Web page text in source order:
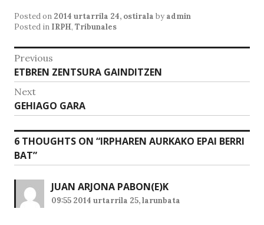
at
s
A
p
p
c
e
b
o
o
k
ai
l
Posted on 2014 urtarrila 24, ostirala by admin
Posted in IRPH, Tribunales
Bidalketetan
zehar
nabigatu
Previous
Previous
post:
ETBREN ZENTSURA GAINDITZEN
Next
Next
post:
GEHIAGO GARA
6 THOUGHTS ON “IRPHAREN AURKAKO EPAI BERRI
BAT”
JUAN ARJONA PABON(E)K
09:55 2014 urtarrila 25, larunbata